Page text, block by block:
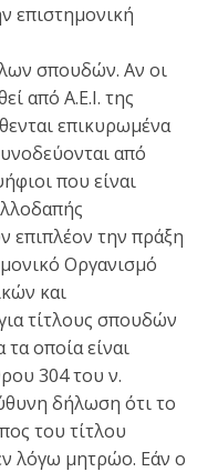
επιστημονική
σπουδών. Αν οι
από Α.Ε.Ι. της
επικυρωμένα
από
που είναι
επιπλέον την πράξη
Οργανισμό
και
τίτλους σπουδών
οποία είναι
304 του ν.
δήλωση ότι το
του τίτλου
λόγω μητρώο. Εάν ο